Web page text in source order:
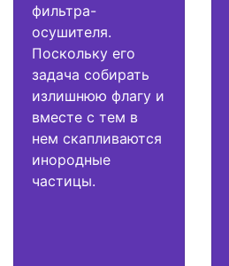
фильтра-
осушителя.
Поскольку его
задача собирать
излишнюю флагу и
вместе с тем в
нем скапливаются
инородные
частицы.